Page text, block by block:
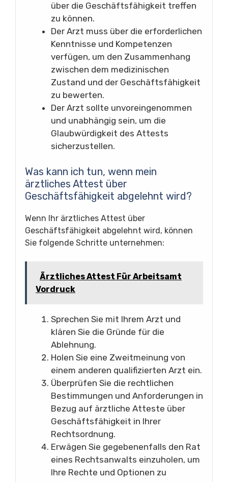
über die Geschäftsfähigkeit treffen
zu können.
Der Arzt muss über die erforderlichen
Kenntnisse und Kompetenzen
verfügen, um den Zusammenhang
zwischen dem medizinischen
Zustand und der Geschäftsfähigkeit
zu bewerten.
Der Arzt sollte unvoreingenommen
und unabhängig sein, um die
Glaubwürdigkeit des Attests
sicherzustellen.
Was kann ich tun, wenn mein
ärztliches Attest über
Geschäftsfähigkeit abgelehnt wird?
Wenn Ihr ärztliches Attest über
Geschäftsfähigkeit abgelehnt wird, können
Sie folgende Schritte unternehmen:
Ärztliches Attest Für Arbeitsamt
Vordruck
Sprechen Sie mit Ihrem Arzt und
klären Sie die Gründe für die
Ablehnung.
Holen Sie eine Zweitmeinung von
einem anderen qualifizierten Arzt ein.
Überprüfen Sie die rechtlichen
Bestimmungen und Anforderungen in
Bezug auf ärztliche Atteste über
Geschäftsfähigkeit in Ihrer
Rechtsordnung.
Erwägen Sie gegebenenfalls den Rat
eines Rechtsanwalts einzuholen, um
Ihre Rechte und Optionen zu